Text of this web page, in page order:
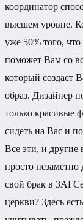
координатор
высшем уровне.
уже 50% того,
поможет Вам со
который создаст
образ. Дизайнер
только красивые
сидеть на Вас и
Все эти, и другие
просто
свой брак в
церкви? Здесь